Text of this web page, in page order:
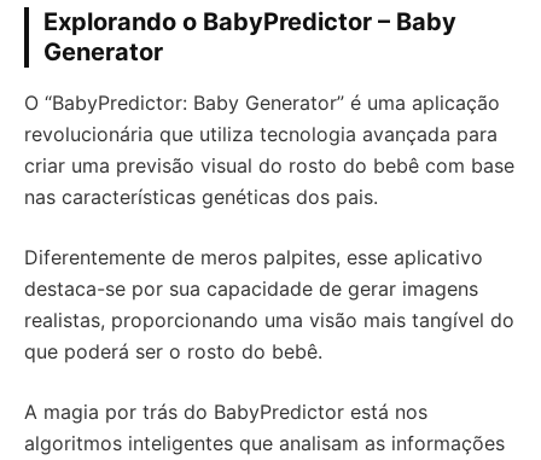
Explorando o BabyPredictor – Baby
Generator
O “BabyPredictor: Baby Generator” é uma aplicação
revolucionária que utiliza tecnologia avançada para
criar uma previsão visual do rosto do bebê com base
nas características genéticas dos pais.
Diferentemente de meros palpites, esse aplicativo
destaca-se por sua capacidade de gerar imagens
realistas, proporcionando uma visão mais tangível do
que poderá ser o rosto do bebê.
A magia por trás do BabyPredictor está nos
algoritmos inteligentes que analisam as informações